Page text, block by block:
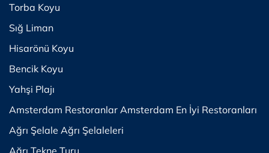
Torba Koyu
Sığ Liman
Hisarönü Koyu
Bencik Koyu
Yahşi Plajı
Amsterdam Restoranlar Amsterdam En İyi Restoranları
Ağrı Şelale Ağrı Şelaleleri
Ağrı Tekne Turu